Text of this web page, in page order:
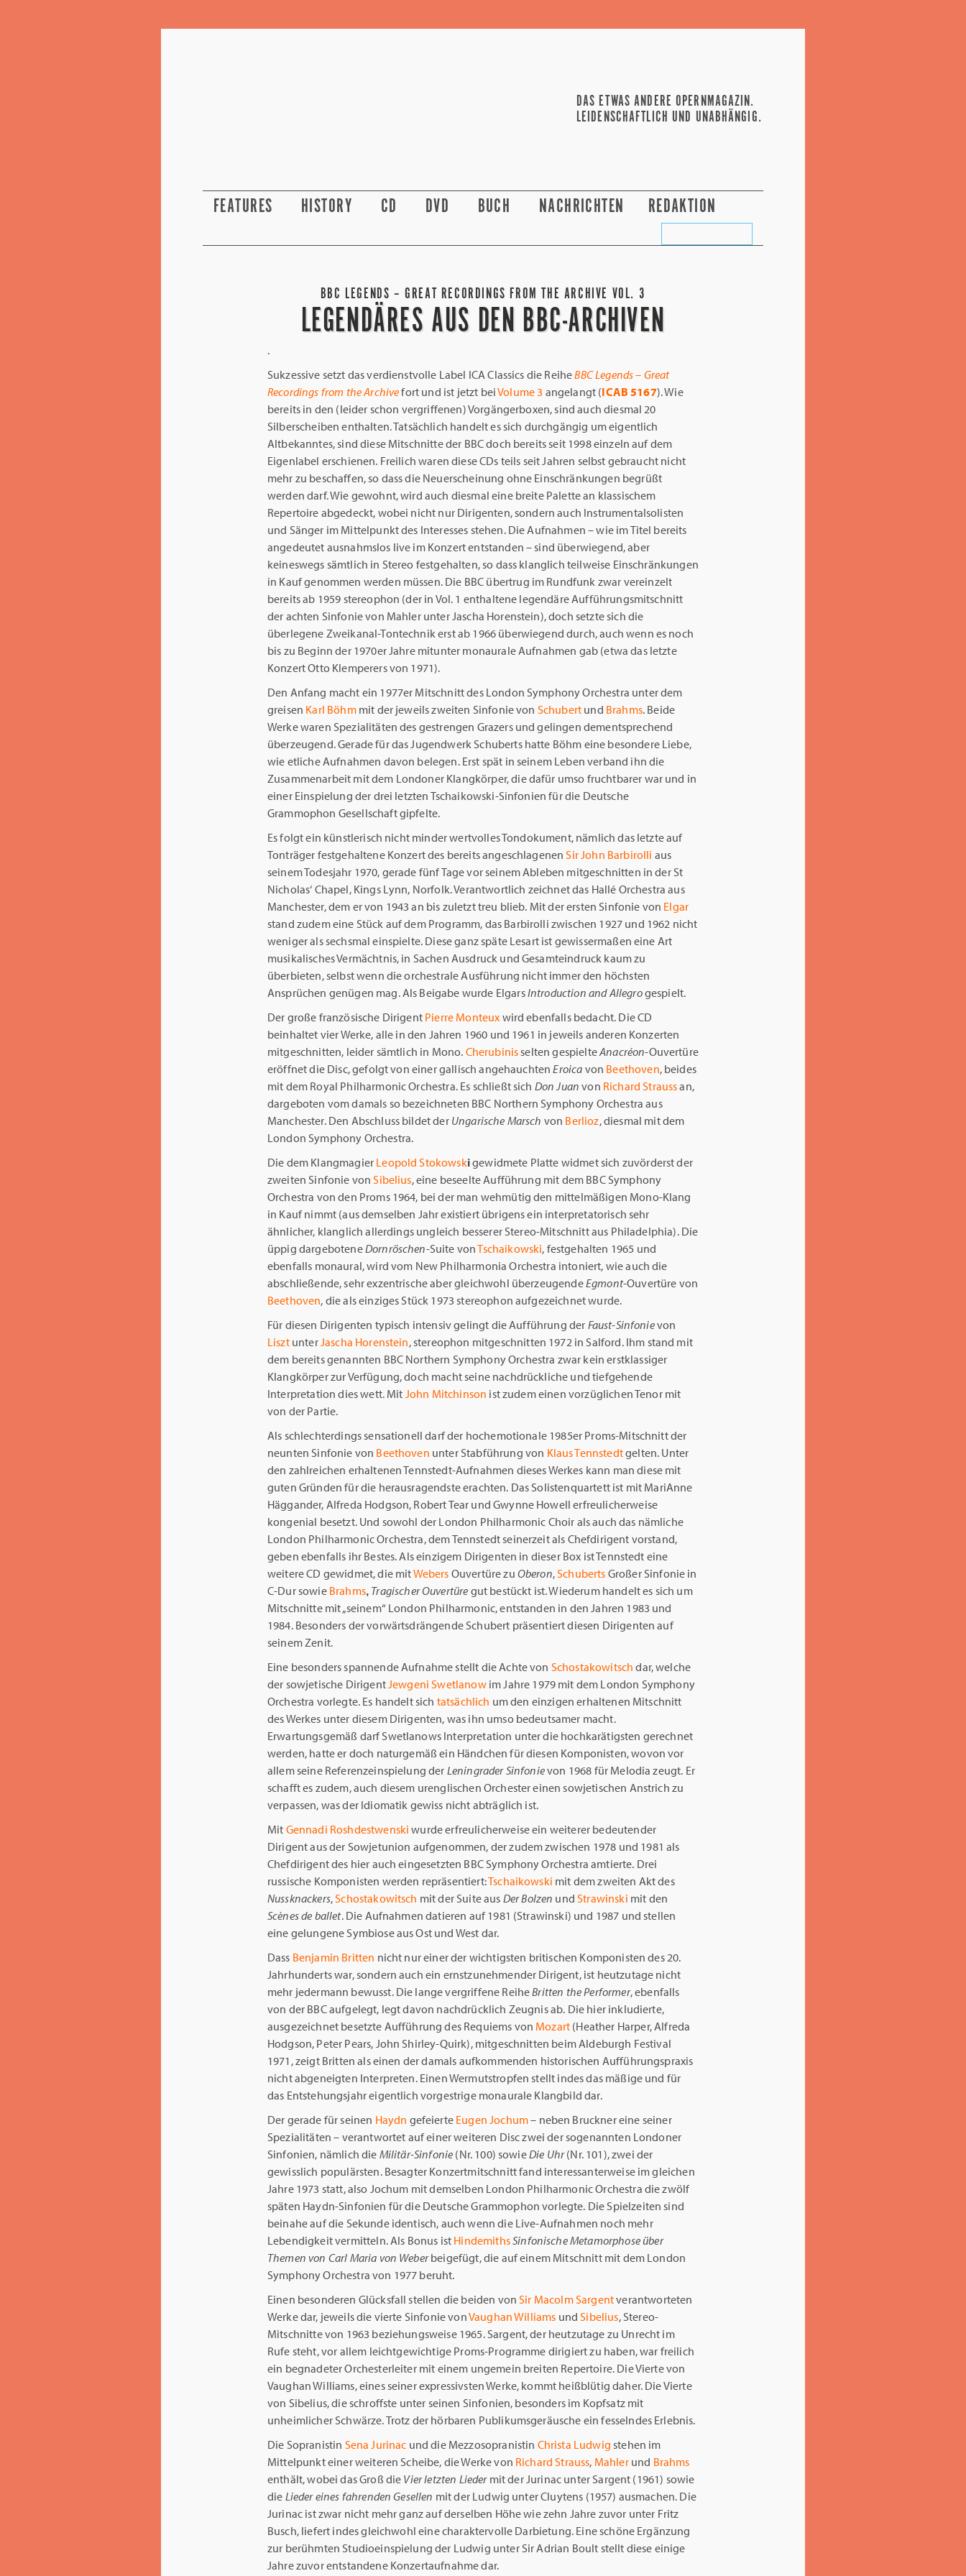
DAS ETWAS ANDERE OPERNMAGAZIN.
LEIDENSCHAFTLICH UND UNABHÄNGIG.
FEATURES HISTORY CD DVD BUCH NACHRICHTEN REDAKTION
BBC LEGENDS – GREAT RECORDINGS FROM THE ARCHIVE VOL. 3
LEGENDÄRES AUS DEN BBC-ARCHIVEN
.
Sukzessive setzt das verdienstvolle Label ICA Classics die ReiheBBC Legends – Great
Recordings from the Archivefort und ist jetzt beiVolume 3 angelangt (ICAB 5167). Wie
bereits in den (leider schon vergriffenen) Vorgängerboxen, sind auch diesmal 20
Silberscheiben enthalten. Tatsächlich handelt es sich durchgängig um eigentlich
Altbekanntes, sind diese Mitschnitte der BBC doch bereits seit 1998 einzeln auf dem
Eigenlabel erschienen. Freilich waren diese CDs teils seit Jahren selbst gebraucht nicht
mehr zu beschaffen, so dass die Neuerscheinung ohne Einschränkungen begrüßt
werden darf. Wie gewohnt, wird auch diesmal eine breite Palette an klassischem
Repertoire abgedeckt, wobei nicht nur Dirigenten, sondern auch Instrumentalsolisten
und Sänger im Mittelpunkt des Interesses stehen. Die Aufnahmen – wie im Titel bereits
angedeutet ausnahmslos live im Konzert entstanden – sind überwiegend, aber
keineswegs sämtlich in Stereo festgehalten, so dass klanglich teilweise Einschränkungen
in Kauf genommen werden müssen. Die BBC übertrug im Rundfunk zwar vereinzelt
bereits ab 1959 stereophon (der in Vol. 1 enthaltene legendäre Aufführungsmitschnitt
der achten Sinfonie von Mahler unter Jascha Horenstein), doch setzte sich die
überlegene Zweikanal-Tontechnik erst ab 1966 überwiegend durch, auch wenn es noch
bis zu Beginn der 1970er Jahre mitunter monaurale Aufnahmen gab (etwa das letzte
Konzert Otto Klemperers von 1971).
Den Anfang macht ein 1977er Mitschnitt des London Symphony Orchestra unter dem
greisen Karl Böhmmit der jeweils zweiten Sinfonie von Schubert und Brahms. Beide
Werke waren Spezialitäten des gestrengen Grazers und gelingen dementsprechend
überzeugend. Gerade für das Jugendwerk Schuberts hatte Böhm eine besondere Liebe,
wie etliche Aufnahmen davon belegen. Erst spät in seinem Leben verband ihn die
Zusammenarbeit mit dem Londoner Klangkörper, die dafür umso fruchtbarer war und in
einer Einspielung der drei letzten Tschaikowski-Sinfonien für die Deutsche
Grammophon Gesellschaft gipfelte.
Es folgt ein künstlerisch nicht minder wertvolles Tondokument, nämlich das letzte auf
Tonträger festgehaltene Konzert des bereits angeschlagenenSir John Barbirolli aus
seinem Todesjahr 1970, gerade fünf Tage vor seinem Ableben mitgeschnitten in der St
Nicholas‘ Chapel, Kings Lynn, Norfolk. Verantwortlich zeichnet das Hallé Orchestra aus
Manchester, dem er von 1943 an bis zuletzt treu blieb. Mit der ersten Sinfonie von Elgar
stand zudem eine Stück auf dem Programm, das Barbirolli zwischen 1927 und 1962 nicht
weniger als sechsmal einspielte. Diese ganz späte Lesart ist gewissermaßen eine Art
musikalisches Vermächtnis, in Sachen Ausdruck und Gesamteindruck kaum zu
überbieten, selbst wenn die orchestrale Ausführung nicht immer den höchsten
Ansprüchen genügen mag. Als Beigabe wurde ElgarsIntroduction and Allegrogespielt.
Der große französische Dirigent Pierre Monteux wird ebenfalls bedacht. Die CD
beinhaltet vier Werke, alle in den Jahren 1960 und 1961 in jeweils anderen Konzerten
mitgeschnitten, leider sämtlich in Mono. Cherubinisselten gespielteAnacréon-Ouvertüre
eröffnet die Disc, gefolgt von einer gallisch angehauchtenEroica von Beethoven, beides
mit dem Royal Philharmonic Orchestra. Es schließt sich Don Juan von Richard Straussan,
dargeboten vom damals so bezeichneten BBC Northern Symphony Orchestra aus
Manchester. Den Abschluss bildet der Ungarische Marsch von Berlioz, diesmal mit dem
London Symphony Orchestra.
Die dem Klangmagier Leopold Stokowskigewidmete Platte widmet sich zuvörderst der
zweiten Sinfonie vonSibelius, eine beseelte Aufführung mit dem BBC Symphony
Orchestra von den Proms 1964, bei der man wehmütig den mittelmäßigen Mono-Klang
in Kauf nimmt (aus demselben Jahr existiert übrigens ein interpretatorisch sehr
ähnlicher, klanglich allerdings ungleich besserer Stereo-Mitschnitt aus Philadelphia). Die
üppig dargeboteneDornröschen-Suite vonTschaikowski, festgehalten 1965 und
ebenfalls monaural, wird vom New Philharmonia Orchestra intoniert, wie auch die
abschließende, sehr exzentrische aber gleichwohl überzeugendeEgmont-Ouvertüre von
Beethoven, die als einziges Stück 1973 stereophon aufgezeichnet wurde.
Für diesen Dirigenten typisch intensiv gelingt die Aufführung der Faust-Sinfonievon
LisztunterJascha Horenstein, stereophon mitgeschnitten 1972 in Salford. Ihm stand mit
dem bereits genannten BBC Northern Symphony Orchestra zwar kein erstklassiger
Klangkörper zur Verfügung, doch macht seine nachdrückliche und tiefgehende
Interpretation dies wett. Mit John Mitchinson ist zudem einen vorzüglichen Tenor mit
von der Partie.
Als schlechterdings sensationell darf der hochemotionale 1985er Proms-Mitschnitt der
neunten Sinfonie von Beethoven unter Stabführung von Klaus Tennstedtgelten. Unter
den zahlreichen erhaltenen Tennstedt-Aufnahmen dieses Werkes kann man diese mit
guten Gründen für die herausragendste erachten. Das Solistenquartett ist mit MariAnne
Häggander, Alfreda Hodgson, Robert Tear und Gwynne Howell erfreulicherweise
kongenial besetzt. Und sowohl der London Philharmonic Choir als auch das nämliche
London Philharmonic Orchestra, dem Tennstedt seinerzeit als Chefdirigent vorstand,
geben ebenfalls ihr Bestes. Als einzigem Dirigenten in dieser Box ist Tennstedt eine
weitere CD gewidmet, die mitWebers Ouvertüre zu Oberon,Schuberts Großer Sinfonie in
C-Dur sowie Brahms‚ Tragischer Ouvertüre gut bestückt ist. Wiederum handelt es sich um
Mitschnitte mit „seinem“ London Philharmonic, entstanden in den Jahren 1983 und
1984. Besonders der vorwärtsdrängende Schubert präsentiert diesen Dirigenten auf
seinem Zenit.
Eine besonders spannende Aufnahme stellt die Achte von Schostakowitsch dar, welche
der sowjetische DirigentJewgeni Swetlanowim Jahre 1979 mit dem London Symphony
Orchestra vorlegte. Es handelt sich tatsächlich um den einzigen erhaltenen Mitschnitt
des Werkes unter diesem Dirigenten, was ihn umso bedeutsamer macht.
Erwartungsgemäß darf Swetlanows Interpretation unter die hochkarätigsten gerechnet
werden, hatte er doch naturgemäß ein Händchen für diesen Komponisten, wovon vor
allem seine Referenzeinspielung der Leningrader Sinfonievon 1968 für Melodia zeugt. Er
schafft es zudem, auch diesem urenglischen Orchester einen sowjetischen Anstrich zu
verpassen, was der Idiomatik gewiss nicht abträglich ist.
Mit Gennadi Roshdestwenski wurde erfreulicherweise ein weiterer bedeutender
Dirigent aus der Sowjetunion aufgenommen, der zudem zwischen 1978 und 1981 als
Chefdirigent des hier auch eingesetzten BBC Symphony Orchestra amtierte. Drei
russische Komponisten werden repräsentiert:Tschaikowski mit dem zweiten Akt des
Nussknackers,Schostakowitsch mit der Suite aus Der Bolzen undStrawinski mit den
Scènes de ballet. Die Aufnahmen datieren auf 1981 (Strawinski) und 1987 und stellen
eine gelungene Symbiose aus Ost und West dar.
Dass Benjamin Britten nicht nur einer der wichtigsten britischen Komponisten des 20.
Jahrhunderts war, sondern auch ein ernstzunehmender Dirigent, ist heutzutage nicht
mehr jedermann bewusst. Die lange vergriffene ReiheBritten the Performer, ebenfalls
von der BBC aufgelegt, legt davon nachdrücklich Zeugnis ab. Die hier inkludierte,
ausgezeichnet besetzte Aufführung des Requiems von Mozart (Heather Harper, Alfreda
Hodgson, Peter Pears, John Shirley-Quirk), mitgeschnitten beim Aldeburgh Festival
1971, zeigt Britten als einen der damals aufkommenden historischen Aufführungspraxis
nicht abgeneigten Interpreten. Einen Wermutstropfen stellt indes das mäßige und für
das Entstehungsjahr eigentlich vorgestrige monaurale Klangbild dar.
Der gerade für seinen Haydn gefeierte Eugen Jochum– neben Bruckner eine seiner
Spezialitäten – verantwortet auf einer weiteren Disc zwei der sogenannten Londoner
Sinfonien, nämlich die Militär-Sinfonie (Nr. 100) sowieDie Uhr(Nr. 101), zwei der
gewisslich populärsten. Besagter Konzertmitschnitt fand interessanterweise im gleichen
Jahre 1973 statt, also Jochum mit demselben London Philharmonic Orchestra die zwölf
späten Haydn-Sinfonien für die Deutsche Grammophon vorlegte. Die Spielzeiten sind
beinahe auf die Sekunde identisch, auch wenn die Live-Aufnahmen noch mehr
Lebendigkeit vermitteln. Als Bonus ist HindemithsSinfonische Metamorphose über
Themen von Carl Maria von Weberbeigefügt, die auf einem Mitschnitt mit dem London
Symphony Orchestra von 1977 beruht.
Einen besonderen Glücksfall stellen die beiden vonSir Macolm Sargentverantworteten
Werke dar, jeweils die vierte Sinfonie vonVaughan Williams und Sibelius, Stereo-
Mitschnitte von 1963 beziehungsweise 1965. Sargent, der heutzutage zu Unrecht im
Rufe steht, vor allem leichtgewichtige Proms-Programme dirigiert zu haben, war freilich
ein begnadeter Orchesterleiter mit einem ungemein breiten Repertoire. Die Vierte von
Vaughan Williams, eines seiner expressivsten Werke, kommt heißblütig daher. Die Vierte
von Sibelius, die schroffste unter seinen Sinfonien, besonders im Kopfsatz mit
unheimlicher Schwärze. Trotz der hörbaren Publikumsgeräusche ein fesselndes Erlebnis.
Die Sopranistin Sena Jurinac und die Mezzosopranistin Christa Ludwig stehen im
Mittelpunkt einer weiteren Scheibe, die Werke von Richard Strauss, Mahlerund Brahms
enthält, wobei das Groß die Vier letzten Liedermit der Jurinac unter Sargent (1961) sowie
die Lieder eines fahrenden Gesellen mit der Ludwig unter Cluytens (1957) ausmachen. Die
Jurinac ist zwar nicht mehr ganz auf derselben Höhe wie zehn Jahre zuvor unter Fritz
Busch, liefert indes gleichwohl eine charaktervolle Darbietung. Eine schöne Ergänzung
zur berühmten Studioeinspielung der Ludwig unter Sir Adrian Boult stellt diese einige
Jahre zuvor entstandene Konzertaufnahme dar.